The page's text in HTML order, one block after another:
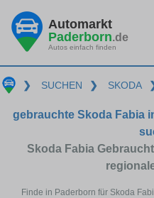
Automarkt
Paderborn.de
Autos einfach finden
❯ SUCHEN ❯ SKODA
gebrauchte Skoda Fabia
Skoda Fabia
Finde in Paderborn für Skoda